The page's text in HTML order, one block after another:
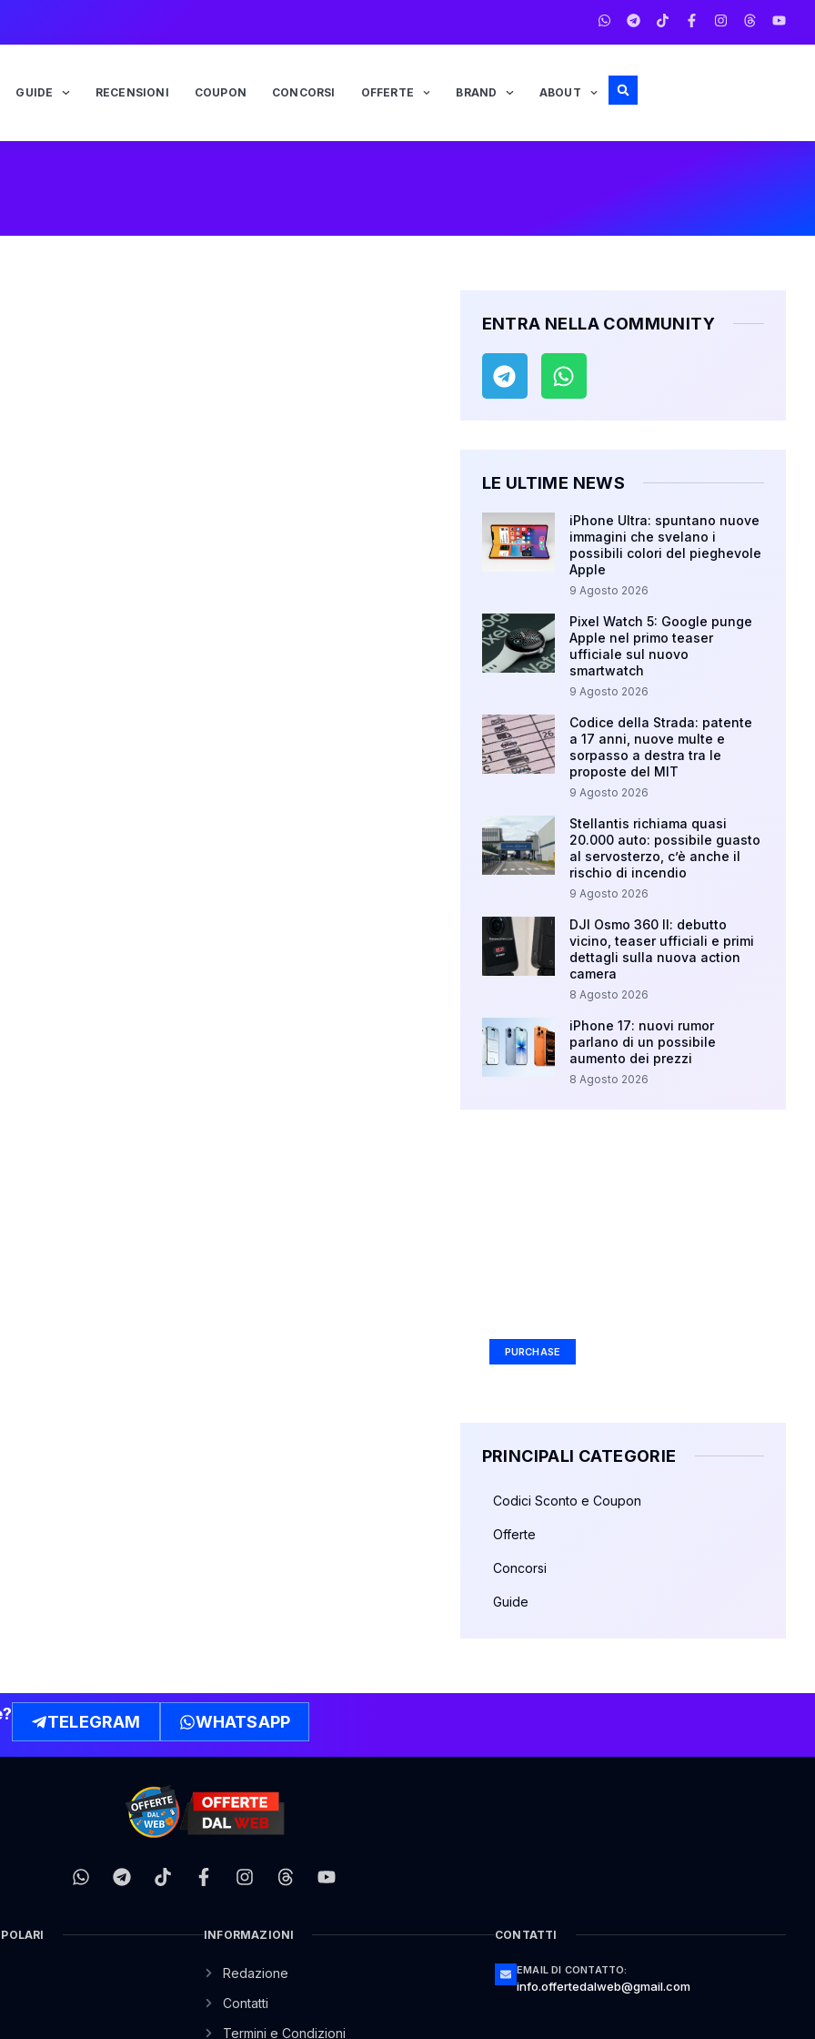
GUIDE RECENSIONI COUPON CONCORSI OFFERTE BRAND ABOUT
ENTRA NELLA COMMUNITY
LE ULTIME NEWS
iPhone Ultra: spuntano nuove
immagini che svelano i
possibili colori del pieghevole
Apple
9 Agosto 2026
Pixel Watch 5: Google punge
Apple nel primo teaser
ufficiale sul nuovo
smartwatch
9 Agosto 2026
Codice della Strada: patente
a 17 anni, nuove multe e
sorpasso a destra tra le
proposte del MIT
9 Agosto 2026
Stellantis richiama quasi
20.000 auto: possibile guasto
al servosterzo, c’è anche il
rischio di incendio
9 Agosto 2026
DJI Osmo 360 II: debutto
vicino, teaser ufficiali e primi
dettagli sulla nuova action
camera
8 Agosto 2026
iPhone 17: nuovi rumor
parlano di un possibile
aumento dei prezzi
8 Agosto 2026
PURCHASE
PRINCIPALI CATEGORIE
Codici Sconto e Coupon
Offerte
Concorsi
Guide
TELEGRAM WHATSAPP
INFORMAZIONI
Redazione
Contatti
Termini e Condizioni
CONTATTI
EMAIL DI CONTATTO:
info.offertedalweb@gmail.com